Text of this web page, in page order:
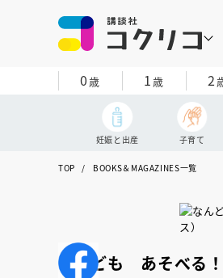
0歳 1歳 2
妊娠と出産 子育て
TOP BOOKS＆MAGAZINES一覧
なんども あそべる